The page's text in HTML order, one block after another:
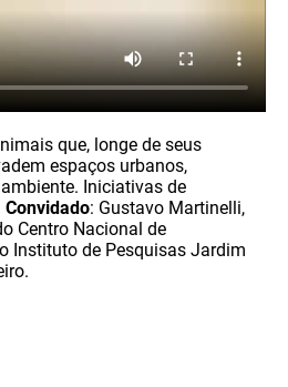
que, longe de seus
espaços urbanos,
Iniciativas de
Convidado: Gustavo Martinelli,
Centro Nacional de
Instituto de Pesquisas Jardim